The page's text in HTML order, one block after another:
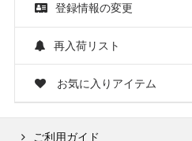
登録情報の変更
再入荷リスト
お気に入りアイテム
ご利用ガイド